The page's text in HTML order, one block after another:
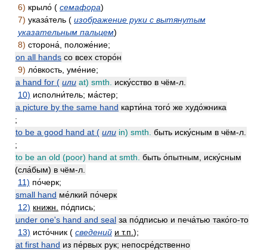
6) крыло́ ( семафора)
7) указа́тель ( изображение руки с вытянутым
указательным пальцем)
8) сторона́, положе́ние;
on all hands со всех сторо́н
9) ло́вкость, уме́ние;
a hand for ( или at) smth.
иску́сство в чём-л.
10) исполни́тель; ма́стер;
a picture by the same hand карти́на того́ же худо́жника
;
to be a good hand at ( или in) smth. быть иску́сным в чём-л.
;
to be an old (poor) hand at smth. быть о́пытным, иску́сным
(сла́бым) в чём-л.
11) по́черк;
small hand ме́лкий по́черк
12) книжн.
по́дпись;
under one's hand and seal за по́дписью и печа́тью тако́го-то
13) исто́чник ( сведений и т.п. );
at first hand из пе́рвых рук; непосре́дственно